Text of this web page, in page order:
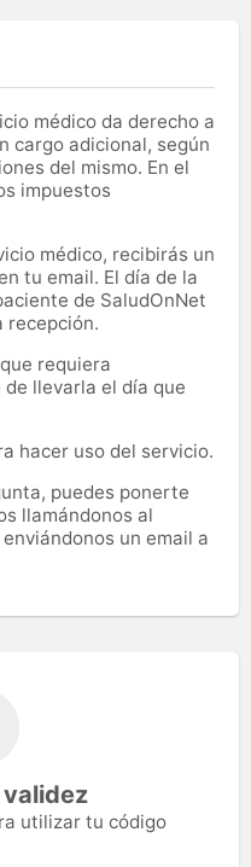
médico da derecho a
cargo adicional, según
del mismo. En el
impuestos
médico, recibirás un
tu email. El día de la
de SaludOnNet
recepción.
requiera
llevarla el día que
hacer uso del servicio.
puedes ponerte
llamándonos al
enviándonos un email a
utilizar tu código